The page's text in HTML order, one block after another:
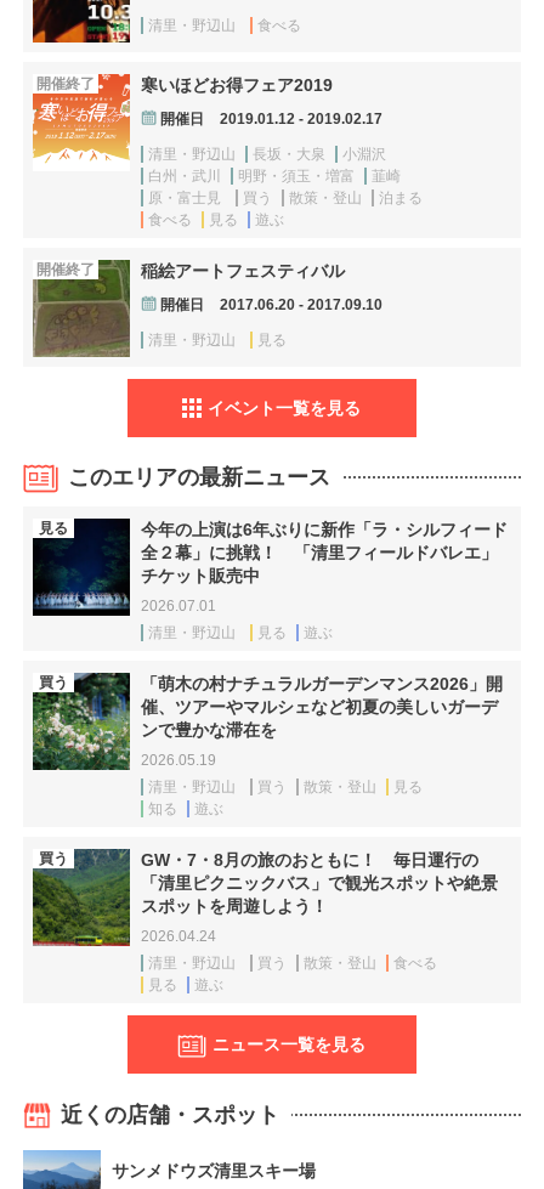
清里・野辺山 食べる
開催終了 寒いほどお得フェア2019
開催日 2019.01.12 - 2019.02.17
清里・野辺山 長坂・大泉
小淵沢
白州・武川
明野・須玉・増富
韮崎
原・富士見
買う 散策・登山
泊まる
食べる
見る 遊ぶ
開催終了 稲絵アートフェスティバル
開催日 2017.06.20 - 2017.09.10
清里・野辺山 見る
イベント一覧を見る
このエリアの最新ニュース
見る
今年の上演は6年ぶりに新作「ラ・シルフィード
全２幕」に挑戦！ 「清里フィールドバレエ」
チケット販売中
2026.07.01
清里・野辺山
見る 遊ぶ
買う
「萌木の村ナチュラルガーデンマンス2026」開
催、ツアーやマルシェなど初夏の美しいガーデ
ンで豊かな滞在を
2026.05.19
清里・野辺山
買う 散策・登山
見る
知る
遊ぶ
買う
GW・7・8月の旅のおともに！ 毎日運行の
「清里ピクニックバス」で観光スポットや絶景
スポットを周遊しよう！
2026.04.24
清里・野辺山
買う 散策・登山
食べる
見る
遊ぶ
ニュース一覧を見る
近くの店舗・スポット
サンメドウズ清里スキー場